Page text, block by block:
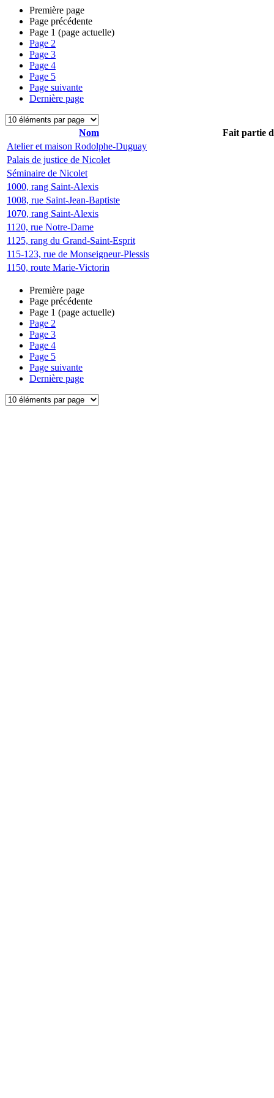
Première page
Page précédente
Page 1 (page actuelle)
Page 2
Page 3
Page 4
Page 5
Page suivante
Dernière page
Nom
Fait partie
Atelier et maison Rodolphe-Duguay
Palais de justice de Nicolet
Séminaire de Nicolet
1000, rang Saint-Alexis
1008, rue Saint-Jean-Baptiste
1070, rang Saint-Alexis
1120, rue Notre-Dame
1125, rang du Grand-Saint-Esprit
115-123, rue de Monseigneur-Plessis
1150, route Marie-Victorin
Première page
Page précédente
Page 1 (page actuelle)
Page 2
Page 3
Page 4
Page 5
Page suivante
Dernière page